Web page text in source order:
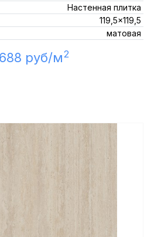
Настенная плитка
119,5x119,5
матовая
руб/м2